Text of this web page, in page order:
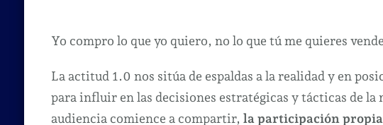
que
quiero,
no
lo
Yo compro lo que yo quiero, no lo que tú me quieres
La actitud 1.0 nos sitúa de espaldas a la realidad y en
para influir en las decisiones estratégicas y tácticas de la
audiencia comience a compartir, la participación propia